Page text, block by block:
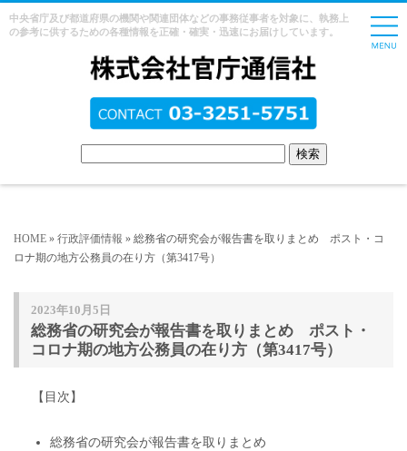
中央省庁及び都道府県の機関や関連団体などの事務従事者を対象に、執務上
の参考に供するための各種情報を正確・確実・迅速にお届けしています。
HOME » 行政評価情報 » 総務省の研究会が報告書を取りまとめ ポスト・コ
ロナ期の地方公務員の在り方（第3417号）
2023年10月5日
総務省の研究会が報告書を取りまとめ ポスト・
コロナ期の地方公務員の在り方（第3417号）
【目次】
総務省の研究会が報告書を取りまとめ